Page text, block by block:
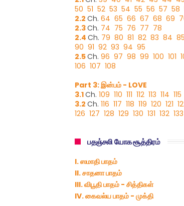
50 51 52 53 54 55 56 57 58
2.2 Ch. 64 65 66 67 68 69
2.3Ch. 74 75 76 77 78
2.4 Ch. 79 80 81 82 83 84 85
90 91 92 93 94 95
2.5Ch. 96 97 98 99 100 101
106 107 108
Part 3: இன்பம் - LOVE
3.1Ch. 109 110 111 112 113 114 115
3.2 Ch. 116 117 118 119 120 121
126 127 128 129 130 131 132 133
பதஞ்சலி யோக சூத்திரம்
I. ஸமாதி பாதம்
II. சாதனா பாதம்
III. விபூதி பாதம் - சித்திகள்
IV. கைவல்ய பாதம் - முக்தி